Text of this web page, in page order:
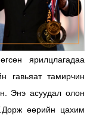
ярилцлагадаа
гавьяат тамирчин
Энэ асуудал олон
өөрийн цахим